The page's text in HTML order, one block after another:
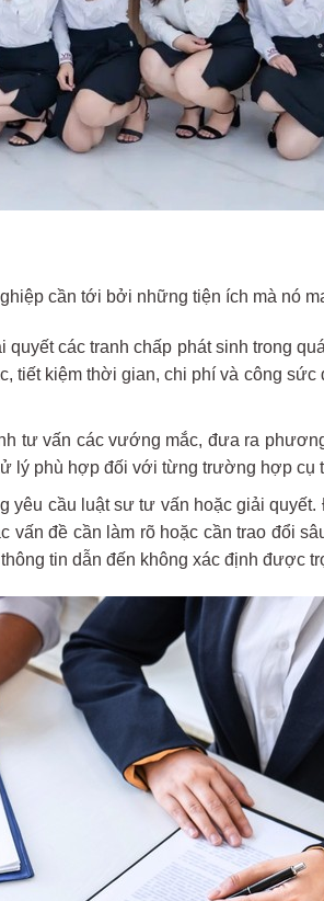
cần tới bởi những tiện ích mà nó
các tranh chấp phát sinh trong
tiết kiệm thời gian, chi phí và công
tư vấn các vướng mắc, đưa ra
lý phù hợp đối với từng trường hợp cụ
yêu cầu luật sư tư vấn hoặc giải
đề cần làm rõ hoặc cần trao đổi
tin dẫn đến không xác định được